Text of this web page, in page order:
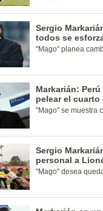
Sergio
todos se
"Mago" planea
Markarián:
pelear el
"Mago" se muestra
Sergio
personal a
"Mago" desea